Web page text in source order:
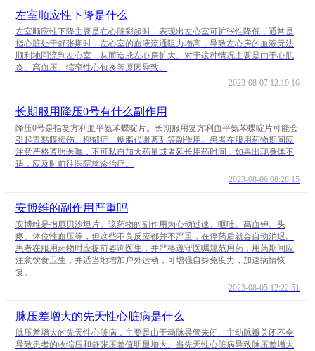
左室顺应性下降是什么
左室顺应性下降主要是在心脏彩超时，表现出左心室可扩张性降低，通常是
指心脏处于舒张期时，左心室的血液流通阻力增高，导致左心房的血液无法
顺利地回流到左心室，从而造成左心房扩大。对于这种情况主要是由于心肌
炎、高血压、缩窄性心包炎等原因导致。
2023-08-07 12:10:16
长期服用降压0号有什么副作用
降压0号是指复方利血平氨苯蝶啶片。长期服用复方利血平氨苯蝶啶片可能会
引起胃黏膜损伤、抑郁症、糖脂代谢紊乱等副作用。患者在服用药物期间应
注意严格遵照医嘱，不可私自加大药量或者延长用药时间，如果出现身体不
适，应及时前往医院就诊治疗。
2023-08-06 08:28:15
安博维的副作用严重吗
安博维是指厄贝沙坦片。该药物的副作用为心动过速、呕吐、高血钾、头
疼、体位性血压等，但这些不良反应都并不严重，在停药后就会自动消退。
患者在服用药物时应提前咨询医生，并严格遵守医嘱规范用药，用药期间应
注意饮食卫生，并适当地增加户外运动，可增强自身免疫力，加速病情恢
复。
2023-08-05 12:22:51
脉压差增大的先天性心脏病是什么
脉压差增大的先天性心脏病，主要是由于动脉导管未闭、主动脉瓣关闭不全
导致患者的收缩压和舒张压差值明显增大。当先天性心脏病导致脉压差增大